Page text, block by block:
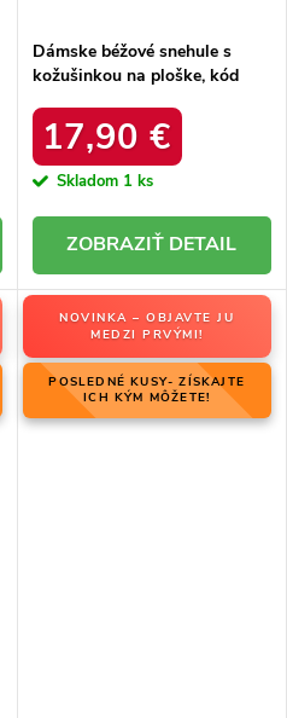
Dámske béžové snehule s
kožušinkou na ploške, kód
17,90 €
Skladom 1 ks
DETAIL
NOVINKA – OBJAVTE JU
MEDZI PRVÝMI!
POSLEDNÉ KUSY- ZÍSKAJTE
ICH KÝM MÔŽETE!